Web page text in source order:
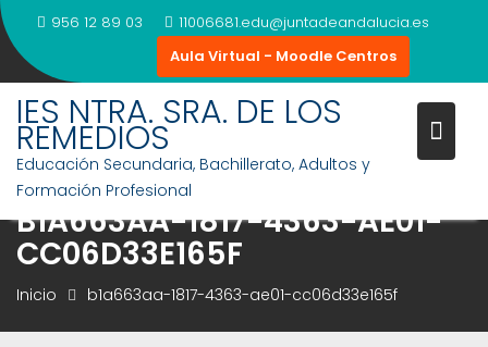
Saltar
al
contenido
956 12 89 03
11006681.edu@juntadeandalucia.es
Aula Virtual - Moodle Centros
IES NTRA. SRA. DE LOS
REMEDIOS
Educación Secundaria, Bachillerato, Adultos y
Formación Profesional
B1A663AA-1817-4363-AE01-
CC06D33E165F
Inicio b1a663aa-1817-4363-ae01-cc06d33e165f